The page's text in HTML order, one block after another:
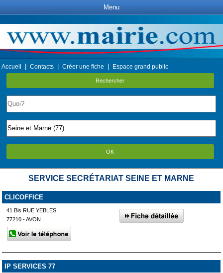
Menu
Accueil Contacts Créer une fiche Espace grand public
Rechercher
OK
SERVICE SECRÉTARIAT SEINE ET MARNE
CLICOFFICE
41 Bis RUE YEBLES
77210 - AVON
IP SERVICES 77